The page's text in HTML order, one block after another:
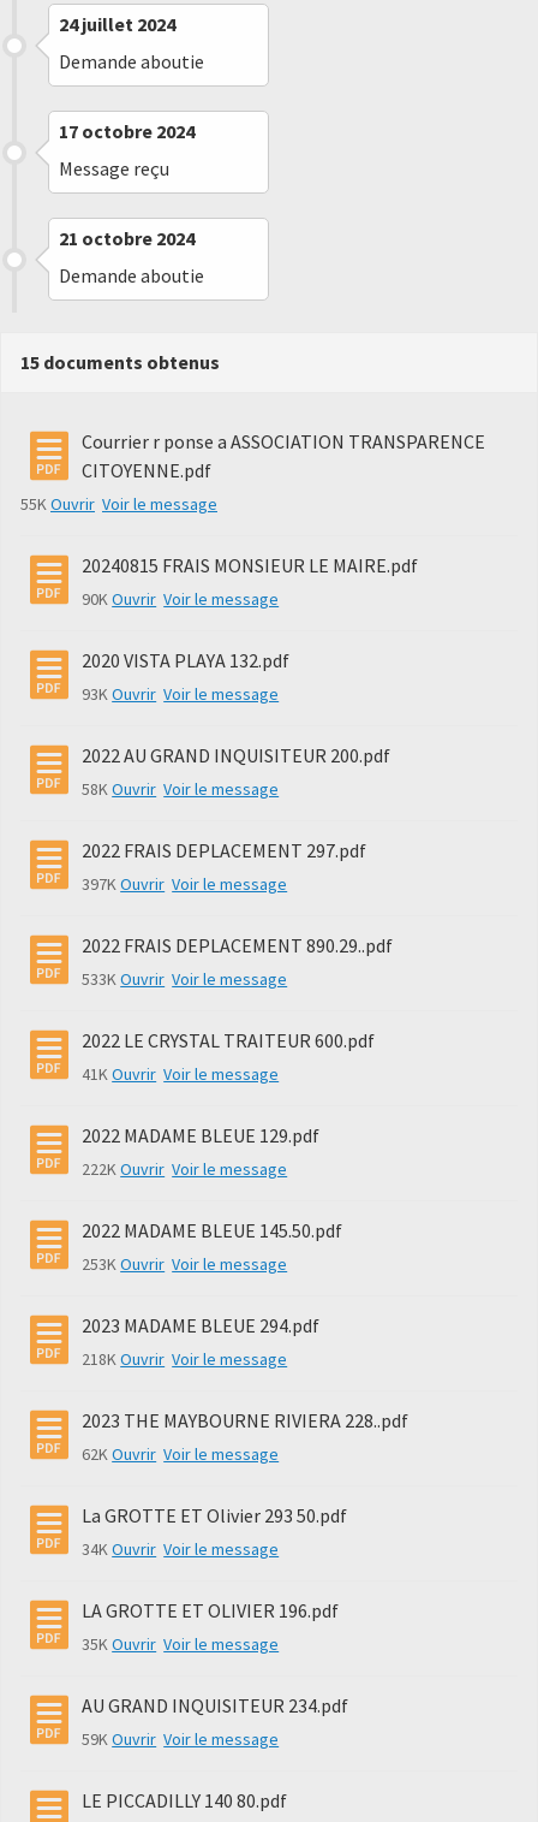
24 juillet 2024
Demande aboutie
17 octobre 2024
Message reçu
21 octobre 2024
Demande aboutie
15 documents obtenus
Courrier r ponse a ASSOCIATION TRANSPARENCE
CITOYENNE.pdf
55KOuvrir Voir le message
20240815 FRAIS MONSIEUR LE MAIRE.pdf
90KOuvrir Voir le message
2020 VISTA PLAYA 132.pdf
93KOuvrir Voir le message
2022 AU GRAND INQUISITEUR 200.pdf
58KOuvrir Voir le message
2022 FRAIS DEPLACEMENT 297.pdf
397KOuvrir Voir le message
2022 FRAIS DEPLACEMENT 890.29..pdf
533KOuvrir Voir le message
2022 LE CRYSTAL TRAITEUR 600.pdf
41KOuvrir Voir le message
2022 MADAME BLEUE 129.pdf
222KOuvrir Voir le message
2022 MADAME BLEUE 145.50.pdf
253KOuvrir Voir le message
2023 MADAME BLEUE 294.pdf
218KOuvrir Voir le message
2023 THE MAYBOURNE RIVIERA 228..pdf
62KOuvrir Voir le message
La GROTTE ET Olivier 293 50.pdf
34KOuvrir Voir le message
LA GROTTE ET OLIVIER 196.pdf
35KOuvrir Voir le message
AU GRAND INQUISITEUR 234.pdf
59KOuvrir Voir le message
LE PICCADILLY 140 80.pdf